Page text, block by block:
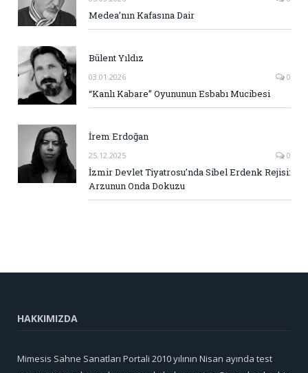
Medea’nın Kafasına Dair
Bülent Yıldız
03.01.2026 0
“Kanlı Kabare” Oyununun Esbabı Mucibesi
İrem Erdoğan
25.12.2025 0
İzmir Devlet Tiyatrosu’nda Sibel Erdenk Rejisi:
Arzunun Onda Dokuzu
HAKKIMIZDA
Mimesis Sahne Sanatları Portali 2010 yılının Nisan ayında test